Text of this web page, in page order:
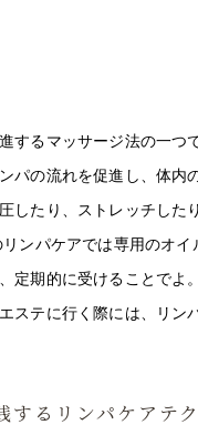
するマッサージ法の一
パの流れを促進し、体
したり、ストレッチし
ンパケアでは専用のオ
定期的に受けることで
ステに行く際には、リン
するリンパケアテ